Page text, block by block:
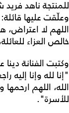
للمنتجة ناهد
وعلّقت عليها
اللهم لا اعتراض،
خالص العزاء
وكتبت الفنانة
"إنا لله وإنا
الله، اللهم
للأسرة".